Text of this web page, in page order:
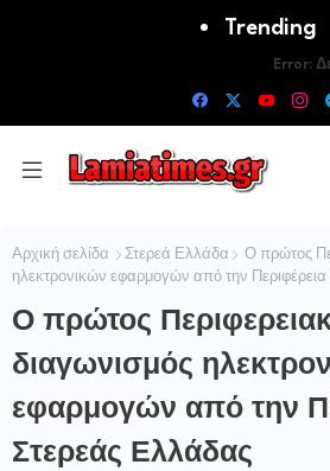
Trending
Error:
Αρχική σελίδα Στερεά Ελλάδα
Ο πρώτος
ηλεκτρονικών εφαρμογών από την
Ο πρώτος
διαγωνισμός
εφαρμογών από την
Στερεάς Ελλάδας